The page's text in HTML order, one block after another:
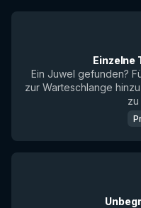
Einzelne
Ein Juwel gefunden?
zur Warteschlange